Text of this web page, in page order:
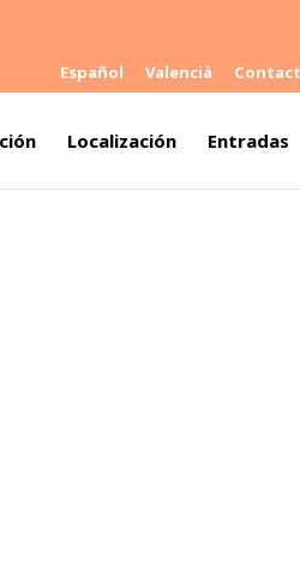
Español Valencià
Localización Entradas